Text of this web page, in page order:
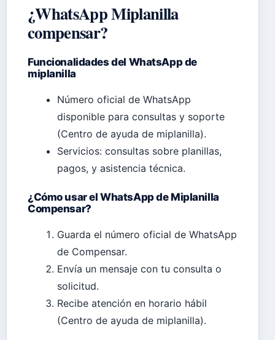
¿WhatsApp Miplanilla
compensar?
Funcionalidades del WhatsApp de
miplanilla
Número oficial de WhatsApp
disponible para consultas y soporte
(Centro de ayuda de miplanilla).
Servicios: consultas sobre planillas,
pagos, y asistencia técnica.
¿Cómo usar el WhatsApp de Miplanilla
Compensar?
Guarda el número oficial de WhatsApp
de Compensar.
Envía un mensaje con tu consulta o
solicitud.
Recibe atención en horario hábil
(Centro de ayuda de miplanilla).